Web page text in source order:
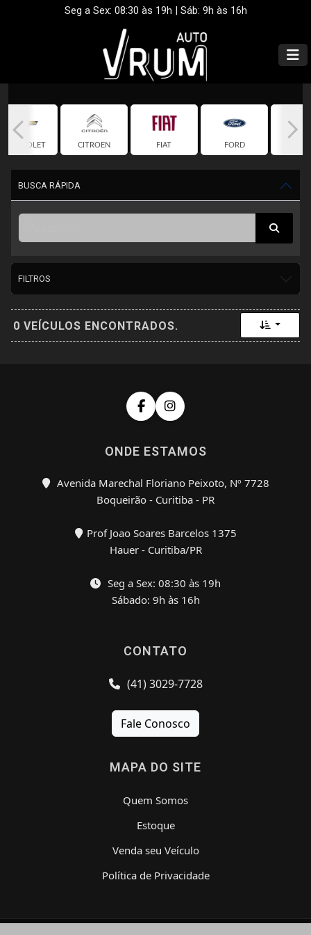
Seg a Sex: 08:30 às 19h | Sáb: 9h às 16h
CHEVROLET CITROEN FIAT FORD
BUSCA RÁPIDA
FILTROS
0 VEÍCULOS ENCONTRADOS. Toggle
ONDE ESTAMOS
Avenida Marechal Floriano Peixoto, Nº 7728
Boqueirão - Curitiba - PR
Prof Joao Soares Barcelos 1375
Hauer - Curitiba/PR
Seg a Sex: 08:30 às 19h
Sábado: 9h às 16h
CONTATO
(41) 3029-7728
Fale Conosco
MAPA DO SITE
Quem Somos
Estoque
Venda seu Veículo
Política de Privacidade